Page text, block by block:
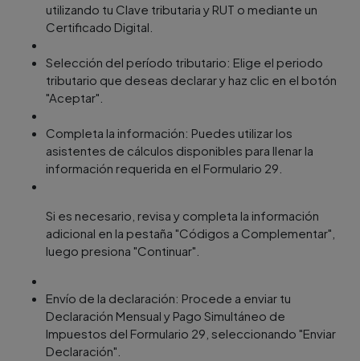
utilizando tu Clave tributaria y RUT o mediante un
Certificado Digital.
Selección del período tributario: Elige el periodo
tributario que deseas declarar y haz clic en el botón
"Aceptar".
Completa la información: Puedes utilizar los
asistentes de cálculos disponibles para llenar la
información requerida en el Formulario 29.
Si es necesario, revisa y completa la información
adicional en la pestaña "Códigos a Complementar",
luego presiona "Continuar".
Envío de la declaración: Procede a enviar tu
Declaración Mensual y Pago Simultáneo de
Impuestos del Formulario 29, seleccionando "Enviar
Declaración".